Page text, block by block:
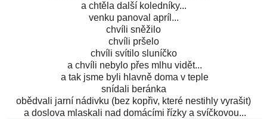
a chtěla další koledníky...
venku panoval apríl...
chvíli sněžilo
chvíli pršelo
chvíli svítilo sluníčko
a chvíli nebylo přes mlhu vidět...
a tak jsme byli hlavně doma v teple
snídali beránka
obědvali jarní nádivku (bez kopřiv, které nestihly vyrašit)
a doslova mlaskali nad domácími řízky a svíčkovou...